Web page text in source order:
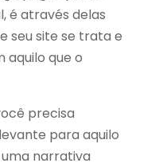
é através delas
seu site se trata e
aquilo que o
precisa
para aquilo
uma narrativa